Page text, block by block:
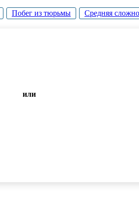
Побег из тюрьмы Средняя
или